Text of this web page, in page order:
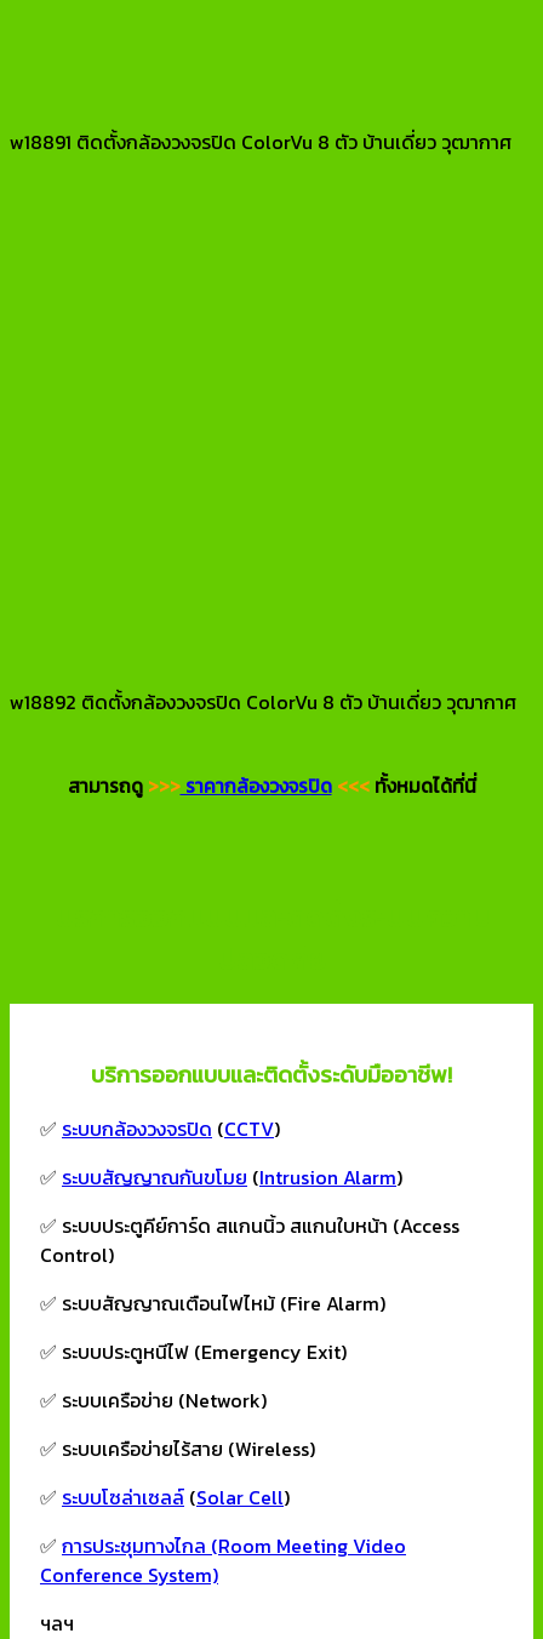
w18891 ติดตั้งกล้องวงจรปิด ColorVu 8 ตัว บ้านเดี่ยว วุฒากาศ
w18892 ติดตั้งกล้องวงจรปิด ColorVu 8 ตัว บ้านเดี่ยว วุฒากาศ
สามารถดู >>>ราคากล้องวงจรปิด <<<ทั้งหมดได้ที่นี่
บริการออกแบบและติดตั้งระดับมืออาชีพ!
✅ ระบบกล้องวงจรปิด (CCTV)
✅ ระบบสัญญาณกันขโมย (Intrusion Alarm)
✅ ระบบประตูคีย์การ์ด สแกนนิ้ว สแกนใบหน้า (Access
Control)
✅ ระบบสัญญาณเตือนไฟไหม้ (Fire Alarm)
✅ ระบบประตูหนีไฟ (Emergency Exit)
✅ ระบบเครือข่าย (Network)
✅ ระบบเครือข่ายไร้สาย (Wireless)
✅ ระบบโซล่าเซลล์ (Solar Cell)
✅ การประชุมทางไกล (Room Meeting Video
Conference System)
ฯลฯ